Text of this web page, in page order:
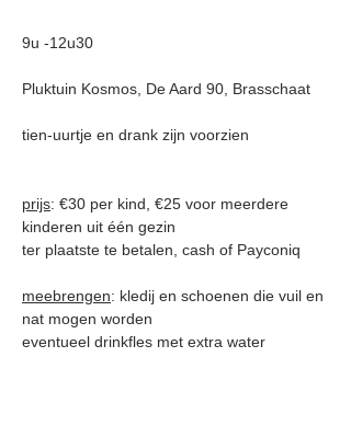
9u -12u30
Pluktuin Kosmos, De Aard 90, Brasschaat
tien-uurtje en drank zijn voorzien
prijs: €30 per kind, €25 voor meerdere
kinderen uit één gezin
ter plaatste te betalen, cash of Payconiq
meebrengen: kledij en schoenen die vuil en
nat mogen worden
eventueel drinkfles met extra water